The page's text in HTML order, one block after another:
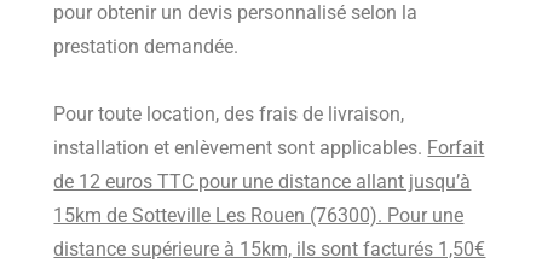
pour obtenir un devis personnalisé selon la
prestation demandée.
Pour toute location, des frais de livraison,
installation et enlèvement sont applicables. Forfait
de 12 euros TTC pour une distance allant jusqu’à
15km de Sotteville Les Rouen (76300). Pour une
distance supérieure à 15km, ils sont facturés 1,50€